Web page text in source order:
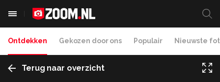
Ontdekken Gekozen door ons Populair Nieuwste
Terug naar overzicht